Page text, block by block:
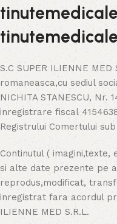
S.C SUPER ILIENNE
romaneasca,cu sediul
NICHITA STANESCU, Nr.
inregistrare fiscal
Registrului Comertului
Continutul (
si alte date prezente pe
reprodus,modificat,
inregistrat fara acordul
ILIENNE MED S.R.L.